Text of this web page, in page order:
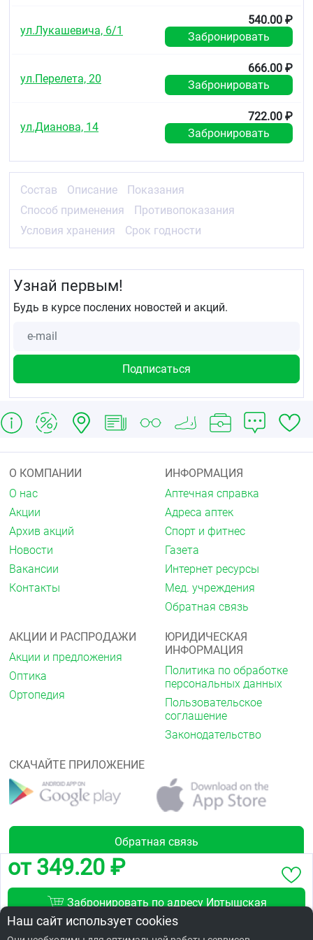
температуре от 0 до +25°С.
Избегать попадания прямых солнечных лучей.
Срок годности
от 349.20 ₽
Забронировать по адресу Иртышская
Набережная, д .10, корпус 1
ул.Лукашевича, 6/1
540.00 ₽
Забронировать
ул.Перелета, 20
666.00 ₽
Забронировать
ул.Дианова, 14
722.00 ₽
Забронировать
Состав Описание
Показания
Способ применения
Противопоказания
Условия хранения
Срок годности
Узнай первым!
Будь в курсе послених новостей и акций.
О КОМПАНИИ
О нас
Акции
Архив акций
Новости
Вакансии
Контакты
ИНФОРМАЦИЯ
Аптечная справка
Адреса аптек
Спорт и фитнес
Газета
Интернет ресурсы
Мед. учреждения
Обратная связь
АКЦИИ И РАСПРОДАЖИ
Акции и предложения
Оптика
Ортопедия
ЮРИДИЧЕСКАЯ
ИНФОРМАЦИЯ
Политика по обработке
персональных данных
Пользовательское
соглашение
Законодательство
СКАЧАЙТЕ ПРИЛОЖЕНИЕ
Обратная связь
Лицензии
Наш сайт использует cookies